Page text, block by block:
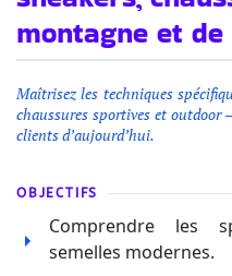
montagne et
Maîtrisezles techniques
chaussures sportives et outdoor
clients d’aujourd’hui.
OBJECTIFS
Comprendre les
semelles modernes.